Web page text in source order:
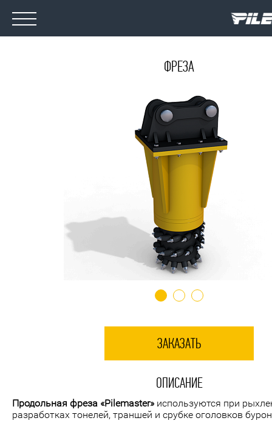
ФРЕЗА
ЗАКАЗАТЬ
ОПИСАНИЕ
Продольная фреза «Pilemaster»используются при
разработках тонелей, траншей и срубке оголовков